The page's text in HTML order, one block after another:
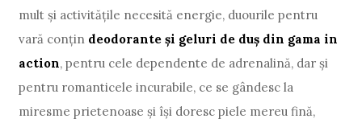
mult şi activităţile necesită energie, duourile pentru
vară conţin deodorante şi geluri de duş din gama in
action, pentru cele dependente de adrenalină, dar şi
pentru romanticele incurabile, ce se gândesc la
miresme prietenoase şi îşi doresc piele mereu fină,